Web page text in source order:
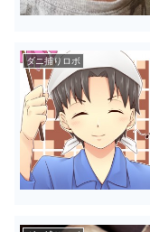
ダニ捕りロボ